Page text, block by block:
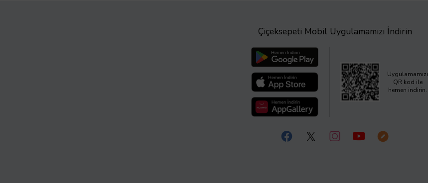
Çiçeksepeti Mobil Uygulamamızı İndirin
Uygulamamızı
QR kod ile
hemen indirin.